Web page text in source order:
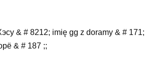
& # 8212; imię gg z doramy & # 171;
& # 187 ;;